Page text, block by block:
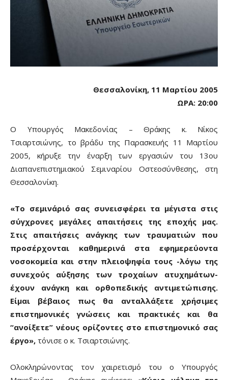
Θεσσαλονίκη, 11 Μαρτίου 2005
ΩΡΑ: 20:00
Ο Υπουργός Μακεδονίας – Θράκης κ. Νίκος
Τσιαρτσιώνης, το βράδυ της Παρασκευής 11 Μαρτίου
2005, κήρυξε την έναρξη των εργασιών του 13ου
Διαπανεπιστημιακού Σεμιναρίου Οστεοσύνθεσης, στη
Θεσσαλονίκη.
«Το σεμινάριό σας συνεισφέρει τα μέγιστα στις
σύγχρονες μεγάλες απαιτήσεις της εποχής μας.
Στις απαιτήσεις ανάγκης των τραυματιών που
προσέρχονται καθημερινά στα εφημερεύοντα
νοσοκομεία και στην πλειοψηφία τους -λόγω της
συνεχούς αύξησης των τροχαίων ατυχημάτων-
έχουν ανάγκη και ορθοπεδικής αντιμετώπισης.
Είμαι βέβαιος πως θα ανταλλάξετε χρήσιμες
επιστημονικές γνώσεις και πρακτικές και θα
“ανοίξετε” νέους ορίζοντες στο επιστημονικό σας
έργο», τόνισε ο κ. Τσιαρτσιώνης.
Ολοκληρώνοντας τον χαιρετισμό του ο Υπουργός